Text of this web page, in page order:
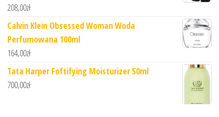
208,00zł
Calvin Klein Obsessed Woman Woda
Perfumowana 100ml
164,00zł
Tata Harper Foftifying Moisturizer 50ml
700,00zł